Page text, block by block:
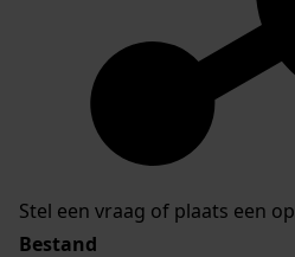
Stel een vraag of plaats een
Bestand